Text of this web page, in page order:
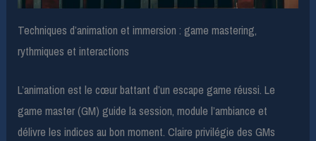
Techniques d’animation et immersion : game mastering,
rythmiques et interactions
L’animation est le cœur battant d’un escape game réussi. Le
game master (GM) guide la session, module l’ambiance et
délivre les indices au bon moment. Claire privilégie des GMs